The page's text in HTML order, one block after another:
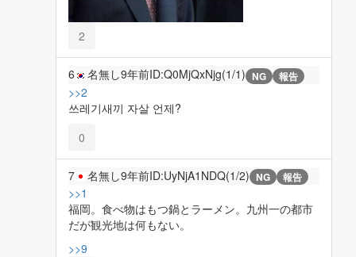
2
6 名無し9年前ID:Q0MjQxNjg(1/1) NG 報告
>>2
쓰레기새끼 자살 언제?
0
7 名無し9年前ID:UyNjA1NDQ(1/2) NG 報告
>>1
福岡。食べ物はもつ鍋とラーメン。九州一の都市
だが観光地は何もない。
>>9